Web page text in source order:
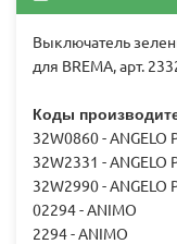
Выключатель
для BREMA, арт.
Коды
32W0860 - ANGELO
32W2331 - ANGELO
32W2990 - ANGELO
02294 - ANIMO
2294 - ANIMO